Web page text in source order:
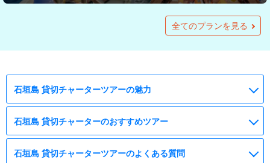
【石垣島/1日】ガイド貸切☆贅沢VIPチャータープラン＜写真
無料＆送迎付き＞柔軟対応◎自分たちのペースで♪団体旅行・
1組（5名様まで）90,000 円
(8件)
【石垣島/釣り】なんでも対応！船貸し切りのチャーター1日コ
ース＜機材込み＆居酒屋で調理可能＆写真無料＞（No.394）
65,000 円
【石垣島/釣り】なんでも対応！船貸し切りのチャーター半日
コース＜機材込み＆居酒屋で調理可能＆写真無料＞初心者大
1組（4名様まで）45,000 円
(29件)
受付停止中：【石垣島/ツアー貸切】1日1組限定！プライベー
ト半日or1日アウトドアツアー《機材一式レンタル・デイツア
半日コース（4名様まで）50,000 円
(3件)
【石垣島/1日/貸切】初心者も経験者も楽しめる！完全プライ
ベートなダイビングチャーターツアー☆プランカスタマイズ
可能 《前日予約OK・インストラクターの指導付き》
【石垣島/半日/貸切】ダイビング初心者も安心◎自由に楽しむ
ダイビングチャーターツアー《前日予約OK・インストラクタ
6名様まで150,000 円
【石垣島/1日】1日満喫！ガイド付きで釣り初心者でも安心♪
チャーター船で行く！貸切釣りツアー☆釣りたい魚を相談可
4名様まで80,000 円
【石垣島/半日】ガイドがいるから初めての釣りでも安心♪チ
ャーター船で行く！貸切釣りツアー☆釣りたい魚を相談可能
4名様まで55,000 円
(1件)
【石垣島/約2時間/貸切】初心者歓迎！2歳から参加できる♪ビ
ーチ/ボートが選べる貸切シュノーケリングツアー★珊瑚や魚
たちと自由に泳ごう！《前日予約OK》（No.281）
1組（1〜4名様）44,000 円
【石垣島/1日】贅沢チャーター船で楽しむルアーフィッシング
☆狙うはGT・タマン！ベテラン船長がフルサポート《手ぶら
3名様まで56,000 円
【石垣島/半日】船上貸切で行くルアーフィッシング！初心者
でも大物が狙える本格体験☆《手ぶらOK・選べる午前or午
3名様まで36,000 円
【夜開催＆1組限定/2時間】手ぶらでOK！星空×海の夜釣りク
ルーズ☆非日常のナイトフィッシング体験《貸切・当日予約
大人(12歳以上)13,000円→ 10,000 円
【石垣島/4時間】1組限定の体験ダイビングツアー☆シュノー
ケルでドローン撮影も楽しめる♪《器材付・GoPro無料》
1名様（16歳～60歳）10,000 円
全てのプランを見る
石垣島 貸切チャーターツアーの魅力
石垣島 貸切チャーターのおすすめツアー
石垣島 貸切チャーターツアーのよくある質問